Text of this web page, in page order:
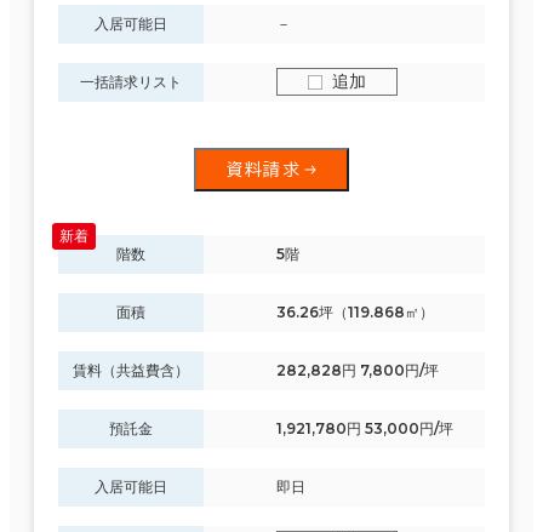
入居可能日 －
一括請求リスト 追加
資料請求
階数 5階
面積 36.26坪（119.868㎡）
賃料（共益費含） 282,828円 7,800円/坪
預託金 1,921,780円 53,000円/坪
入居可能日 即日